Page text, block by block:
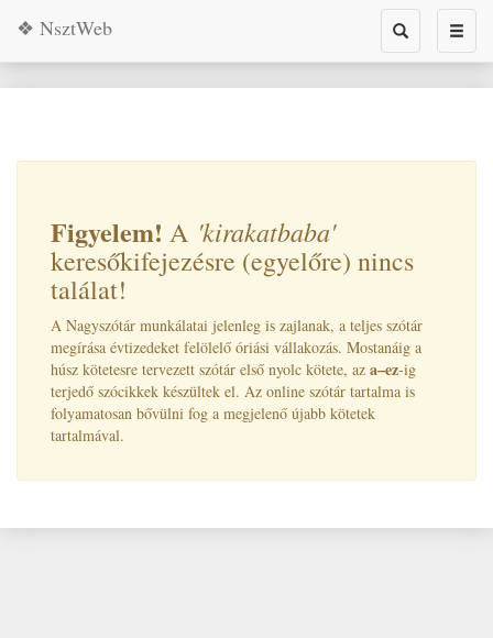
Toggle
search
❖ NsztWeb
Figyelem! A 'kirakatbaba'
keresőkifejezésre (egyelőre) nincs
találat!
A Nagyszótár munkálatai jelenleg is zajlanak, a teljes szótár
megírása évtizedeket felölelő óriási vállakozás. Mostanáig a
húsz kötetesre tervezett szótár első nyolc kötete, az a–ez-ig
terjedő szócikkek készültek el. Az online szótár tartalma is
folyamatosan bővülni fog a megjelenő újabb kötetek
tartalmával.